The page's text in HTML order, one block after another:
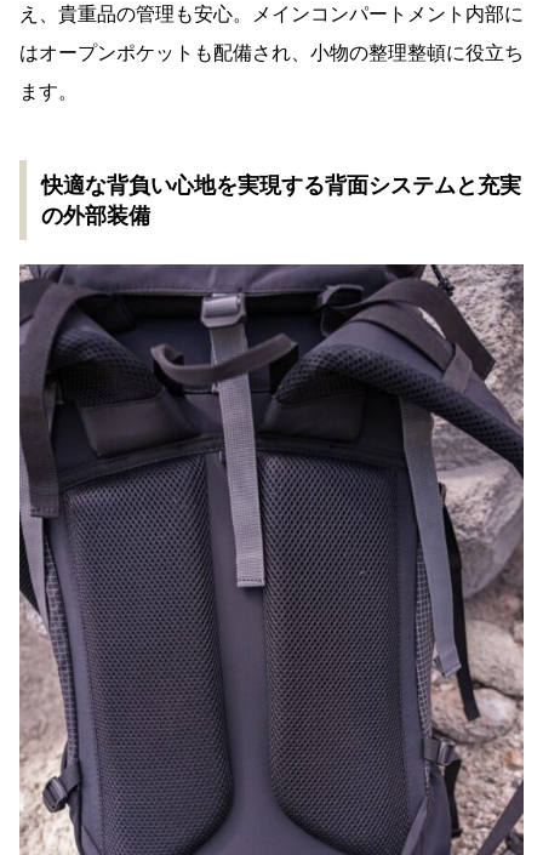
え、貴重品の管理も安心。メインコンパートメント内部に
はオープンポケットも配備され、小物の整理整頓に役立ち
ます。
快適な背負い心地を実現する背面システムと充実
の外部装備